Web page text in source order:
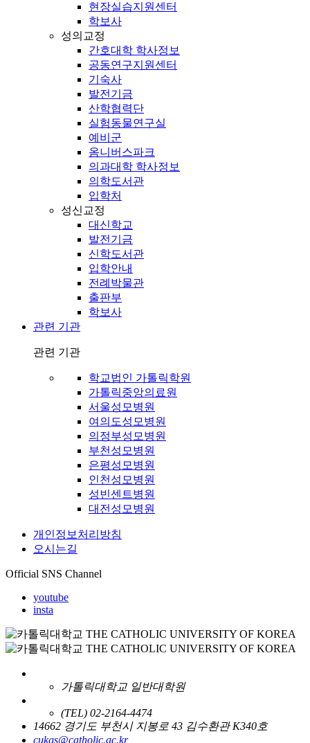
현장실습지원센터
학보사
성의교정
간호대학 학사정보
공동연구지원센터
기숙사
발전기금
산학협력단
실험동물연구실
예비군
옴니버스파크
의과대학 학사정보
의학도서관
입학처
성신교정
대신학교
발전기금
신학도서관
입학안내
전례박물관
출판부
학보사
관련 기관
관련 기관
학교법인 가톨릭학원
가톨릭중앙의료원
서울성모병원
여의도성모병원
의정부성모병원
부천성모병원
은평성모병원
인천성모병원
성빈센트병원
대전성모병원
개인정보처리방침
오시는길
Official SNS Channel
youtube
insta
가톨릭대학교 일반대학원
(TEL) 02-2164-4474
14662 경기도 부천시 지봉로 43 김수환관 K340호
cukgs@catholic.ac.kr